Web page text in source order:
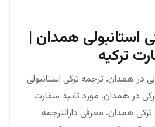
استانبولی همدان |
ترکیه
در همدان. ترجمه ترکی استانبولی
در همدان. مورد تایید سفارت
ترکی همدان. معرفی دارالترجمه